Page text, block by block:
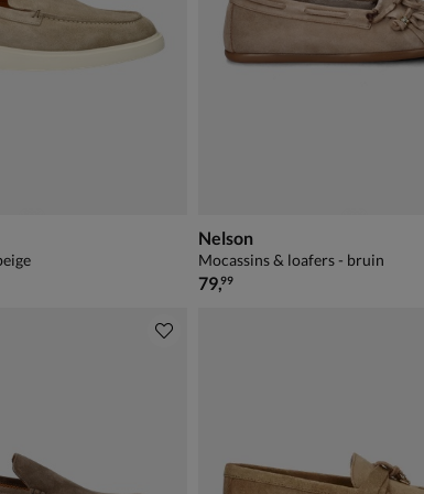
Nelson
Mocassins & loafers - bruin
€ 79,99
79,99